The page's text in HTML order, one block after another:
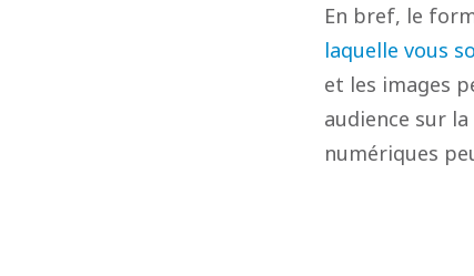
En bref, le
laquelle vous
et les images
audience sur
numériques